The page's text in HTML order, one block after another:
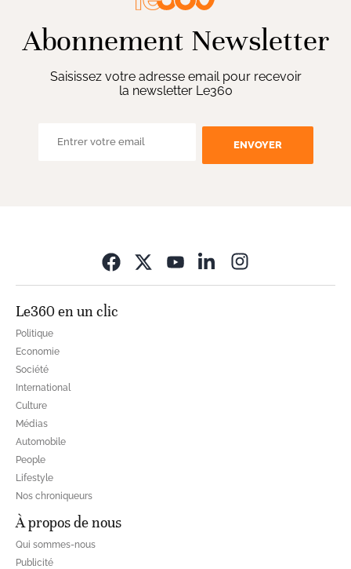
Abonnement Newsletter
Saisissez votre adresse email pour recevoir
la newsletter Le360
ENVOYER
Le360 en un clic
Politique
Economie
Société
International
Culture
Médias
Automobile
People
Lifestyle
Nos chroniqueurs
À propos de nous
Qui sommes-nous
Publicité